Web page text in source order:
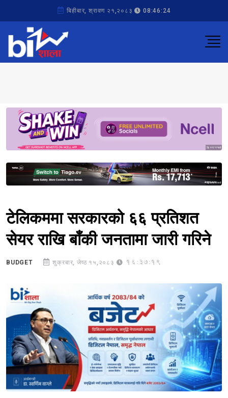
बिहीबार, श्रावण २१,२०८३ 08:46:24
Sponsored
Sponsored
टेलिकममा सरकारको ६६ प्रतिशत
सेयर राखि बाँकी जनतामा जारी गरिने
BUDGET शुक्रबार, जेष्ठ १५,२०८३ 16:37:19